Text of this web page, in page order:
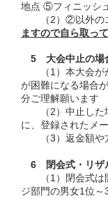
地点 ⑤フィニッシ
（2）②以外のエ
ますので自ら取っ
5 大会中止の場
（1）本大会がが
が困難になる場合
分ご理解願います
（2）中止した場
に、登録されたメ
（3）返金額や方
6 閉会式・リザ
（1）閉会式は開
ジ部門の男女1位